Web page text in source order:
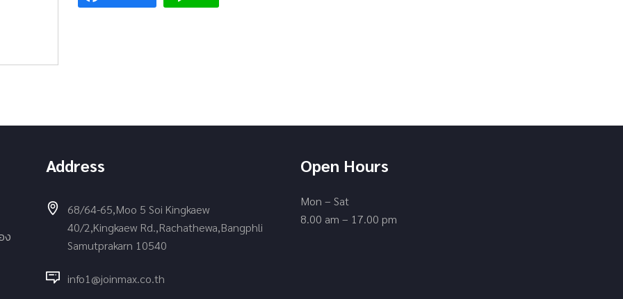
ง
Address
68/64-65,Moo 5 Soi Kingkaew
40/2,Kingkaew Rd.,Rachathewa,Bangphli
Samutprakarn 10540
info1@joinmax.co.th
Open Hours
Mon – Sat
8.00 am – 17.00 pm